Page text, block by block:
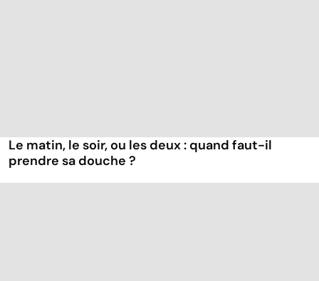
Le matin, le soir, ou les deux : quand faut-il
prendre sa douche ?